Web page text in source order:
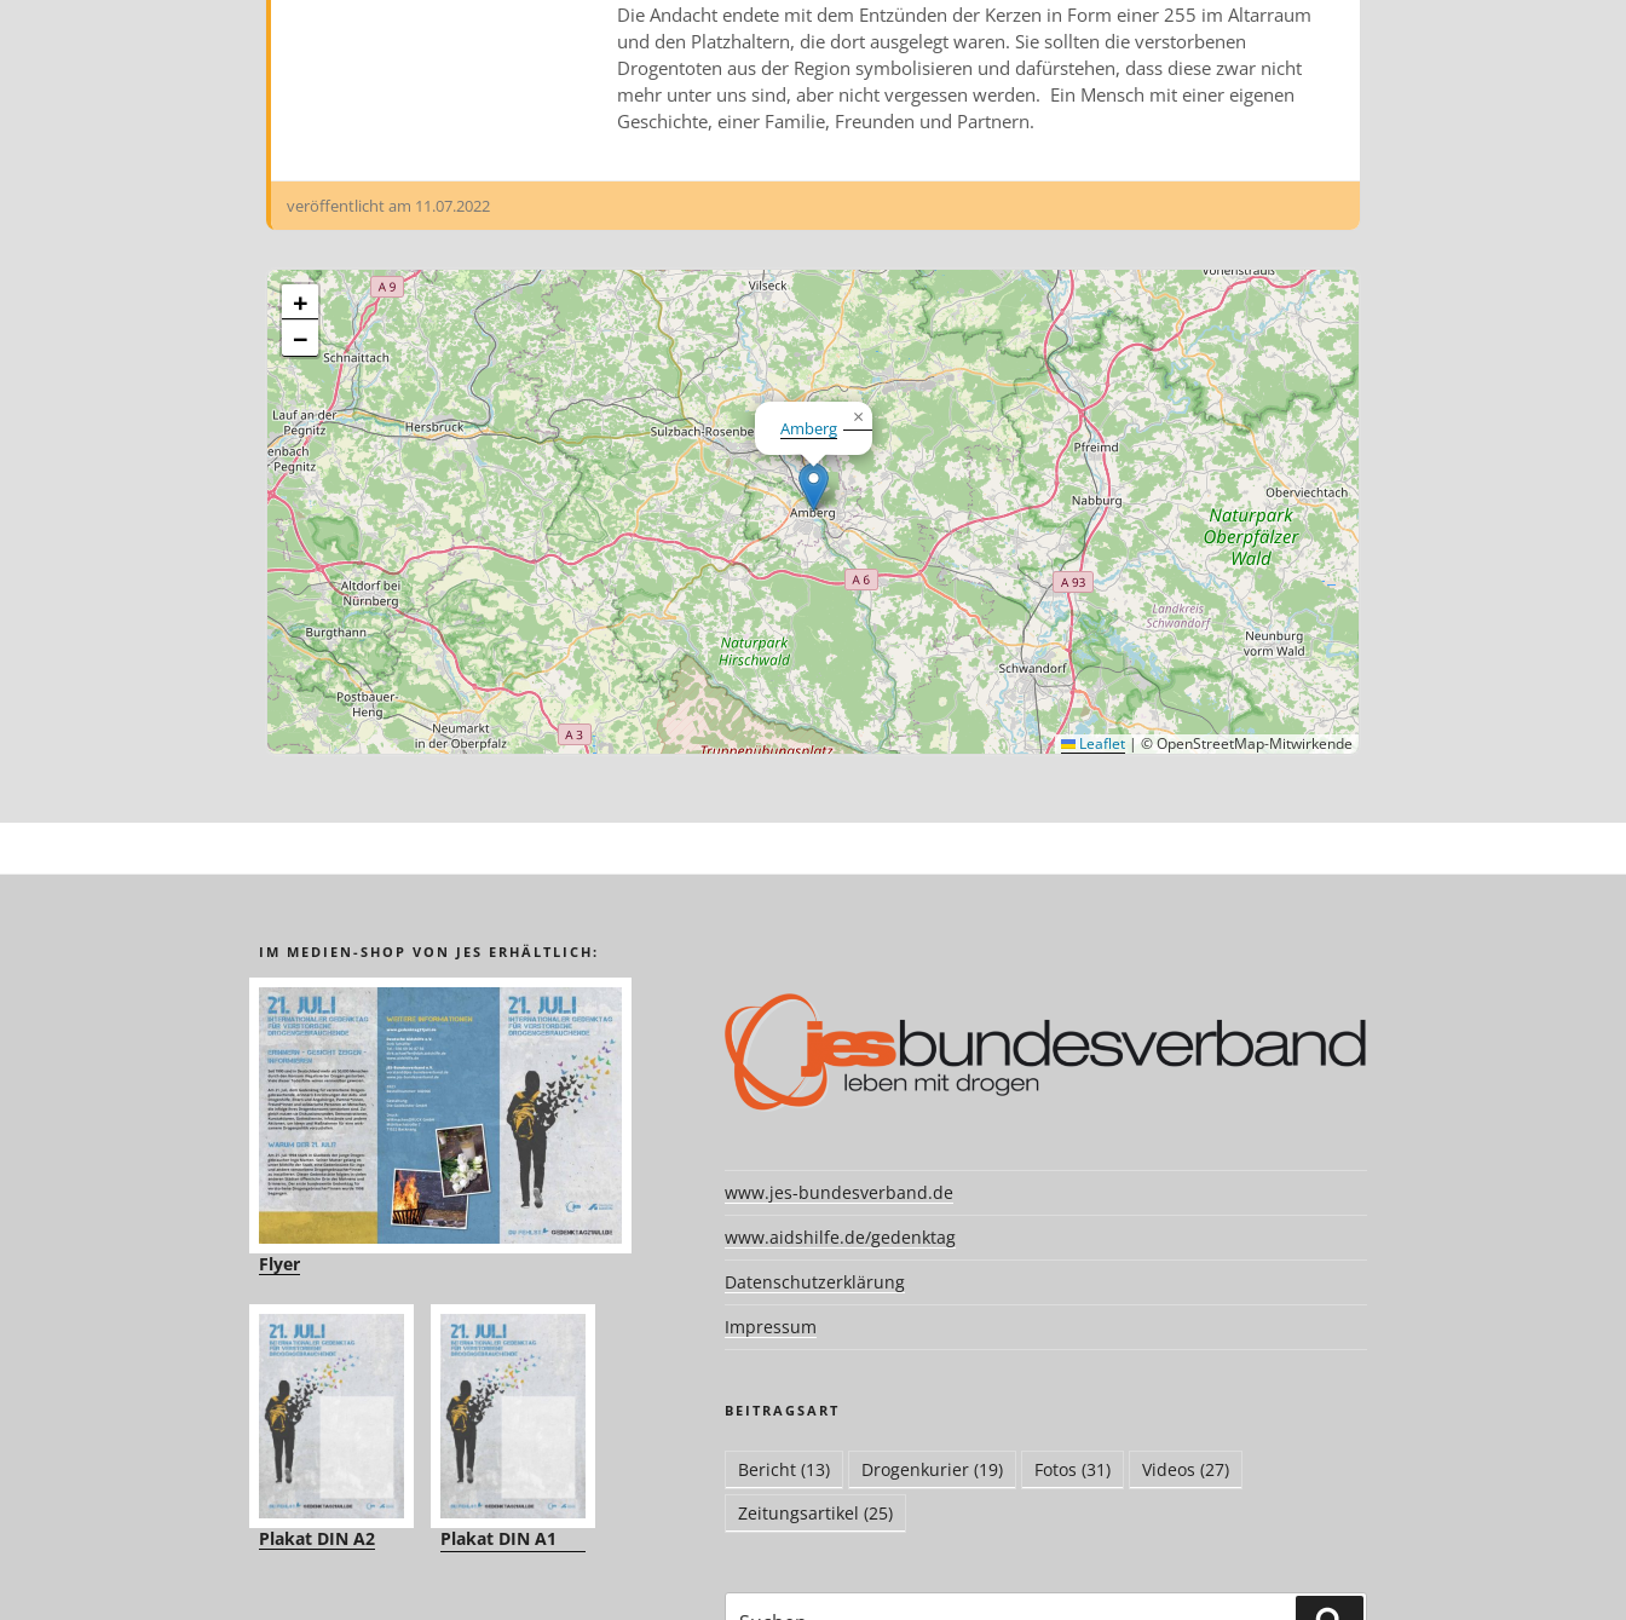
Die Andacht endete mit dem Entzünden der Kerzen in Form einer 255 im Altarraum
und den Platzhaltern, die dort ausgelegt waren. Sie sollten die verstorbenen
Drogentoten aus der Region symbolisieren und dafürstehen, dass diese zwar nicht
mehr unter uns sind, aber nicht vergessen werden. Ein Mensch mit einer eigenen
Geschichte, einer Familie, Freunden und Partnern.
veröffentlicht am 11.07.2022
Amberg ×
+
−
Leaflet | © OpenStreetMap-Mitwirkende
IM MEDIEN-SHOP VON JES ERHÄLTLICH:
Flyer
Plakat DIN A2 Plakat DIN A1
www.jes-bundesverband.de
www.aidshilfe.de/gedenktag
Datenschutzerklärung
Impressum
BEITRAGSART
Bericht(13) Drogenkurier(19) Fotos (31) Videos (27)
Zeitungsartikel (25)